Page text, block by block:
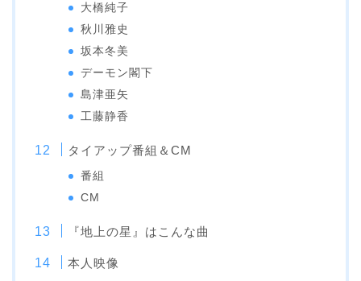
大橋純子
秋川雅史
坂本冬美
デーモン閣下
島津亜矢
工藤静香
タイアップ番組＆CM
番組
CM
『地上の星』はこんな曲
本人映像